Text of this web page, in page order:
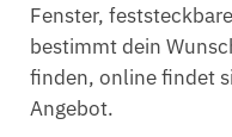
Fenster,
bestimmt dein
finden, online findet
Angebot.